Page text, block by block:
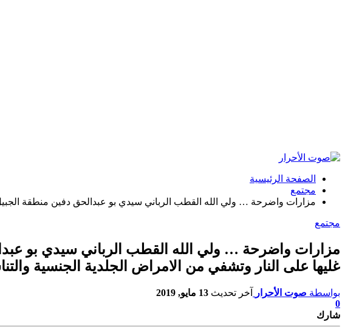
الصفحة الرئيسية
مجتمع
مزارات واضرحة … ولي الله القطب الرباني سيدي بو عبدالحق دفين منطقة
مجتمع
مزارات واضرحة … ولي الله القطب الرباني سيدي بو
غليها على النار وتشفي من الامراض الجلدية الجنسية
بواسطة صوت الأحرار آخر تحديث 13 مايو, 2019
0
شارك